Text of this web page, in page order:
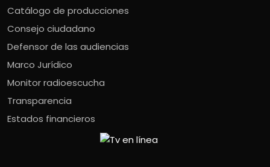
Catálogo de producciones
Consejo ciudadano
Defensor de las audiencias
Marco Jurídico
Monitor radioescucha
Transparencia
Estados financieros